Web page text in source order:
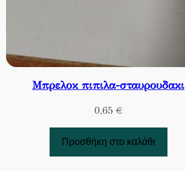
Μπρελοκ πιπιλα-σταυρουδακι
0,65 €
Προσθήκη στο καλάθι